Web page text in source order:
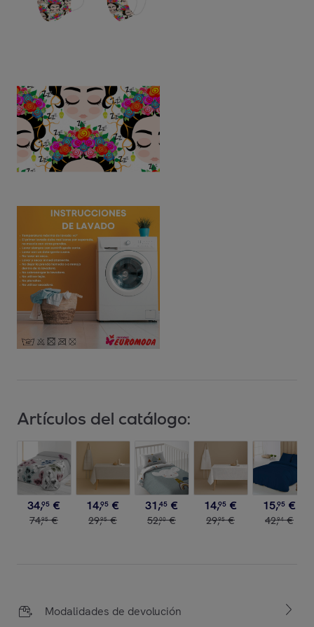
Artículos del catálogo:
34,95 €
74,95 €
14,95 €
29,95 €
31,45 €
52,00 €
14,95 €
29,95 €
15,95 €
42,94 €
Modalidades de devolución